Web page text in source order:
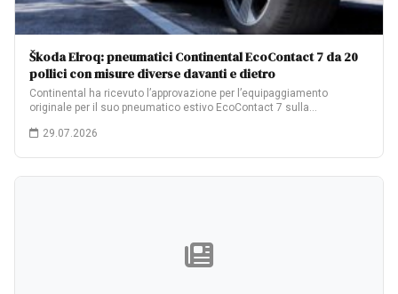
Škoda Elroq: pneumatici Continental EcoContact 7 da 20
pollici con misure diverse davanti e dietro
Continental ha ricevuto l’approvazione per l’equipaggiamento
originale per il suo pneumatico estivo EcoContact 7 sulla…
29.07.2026